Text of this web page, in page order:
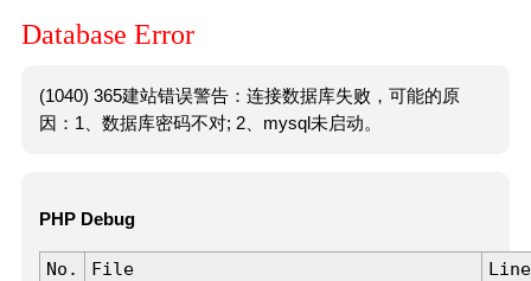
Database Error
(1040) 365建站错误警告：连接数据库失败，可能的原
因：1、数据库密码不对; 2、mysql未启动。
PHP Debug
No. File
Line